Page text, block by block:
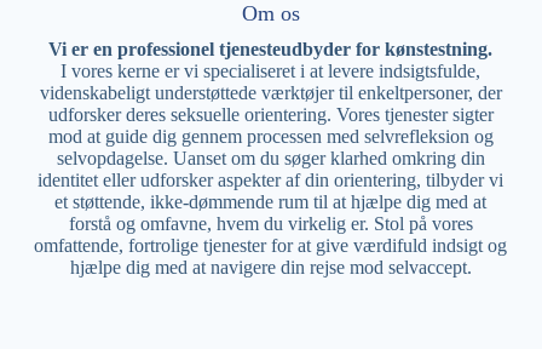
Om os
Vi er en professionel tjenesteudbyder for kønstestning.
I vores kerne er vi specialiseret i at levere indsigtsfulde,
videnskabeligt understøttede værktøjer til enkeltpersoner, der
udforsker deres seksuelle orientering. Vores tjenester sigter
mod at guide dig gennem processen med selvrefleksion og
selvopdagelse. Uanset om du søger klarhed omkring din
identitet eller udforsker aspekter af din orientering, tilbyder vi
et støttende, ikke-dømmende rum til at hjælpe dig med at
forstå og omfavne, hvem du virkelig er. Stol på vores
omfattende, fortrolige tjenester for at give værdifuld indsigt og
hjælpe dig med at navigere din rejse mod selvaccept.